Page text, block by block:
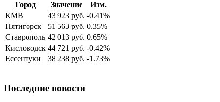
Город Значение
Изм.
КМВ
43 923 руб. -0.41%
Пятигорск
51 563 руб. 0.35%
Ставрополь 42 013 руб. 0.65%
Кисловодск 44 721 руб. -0.42%
Ессентуки
38 238 руб. -1.73%
Последние новости